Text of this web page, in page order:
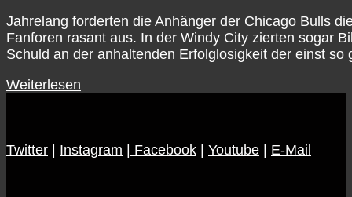
Jahrelang forderten die Anhänger der Chicago Bulls
Fanforen rasant aus. In der Windy City zierten sogar
Schuld an der anhaltenden Erfolglosigkeit der einst so
Weiterlesen
im
Twitter Instagram Facebook Youtube E-Mail